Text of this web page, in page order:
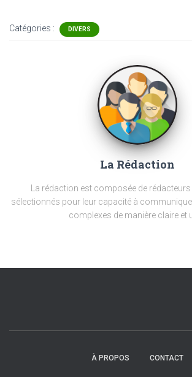
Catégories : DIVERS
La Rédaction
La rédaction est composée de
sélectionnés pour leur capacité à
complexes de manière claire et
À PROPOS CONTACT